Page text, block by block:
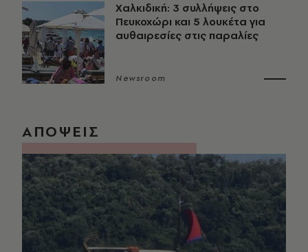
Χαλκιδική: 3 συλλήψεις στο
Πευκοχώρι και 5 λουκέτα για
αυθαιρεσίες στις παραλίες
Newsroom
ΑΠΟΨΕΙΣ